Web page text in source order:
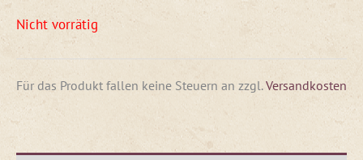
Nicht vorrätig
Für das Produkt fallen keine Steuern an zzgl.Versandkosten